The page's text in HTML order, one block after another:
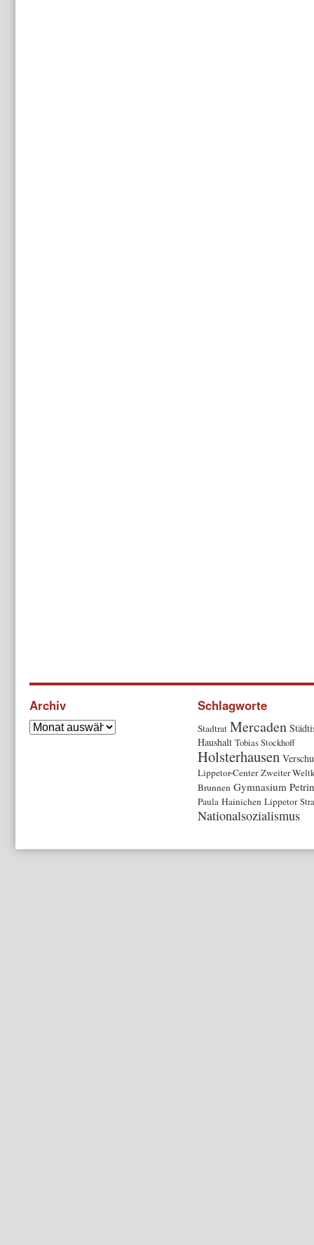
Archiv Schlagworte
Stadtrat Mercaden
Haushalt Tobias Stockhoff
Holsterhausen
Lippetor-Center Zweiter
Brunnen Gymnasium
Paula Hainichen Lippetor
Nationalsozialismus